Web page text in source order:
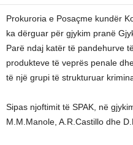
Prokuroria e Posaçme kundër
ka dërguar për gjykim pranë
Parë ndaj katër të pandehurve
produkteve të veprës penale
të një grupi të strukturuar
Sipas njoftimit të SPAK, në
M.M.Manole, A.R.Castillo dhe